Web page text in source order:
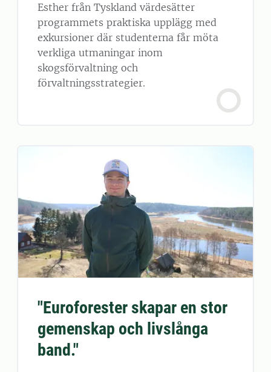
Esther från Tyskland värdesätter
programmets praktiska upplägg med
exkursioner där studenterna får möta
verkliga utmaningar inom
skogsförvaltning och
förvaltningsstrategier.
"Euroforester skapar en stor
gemenskap och livslånga
band."